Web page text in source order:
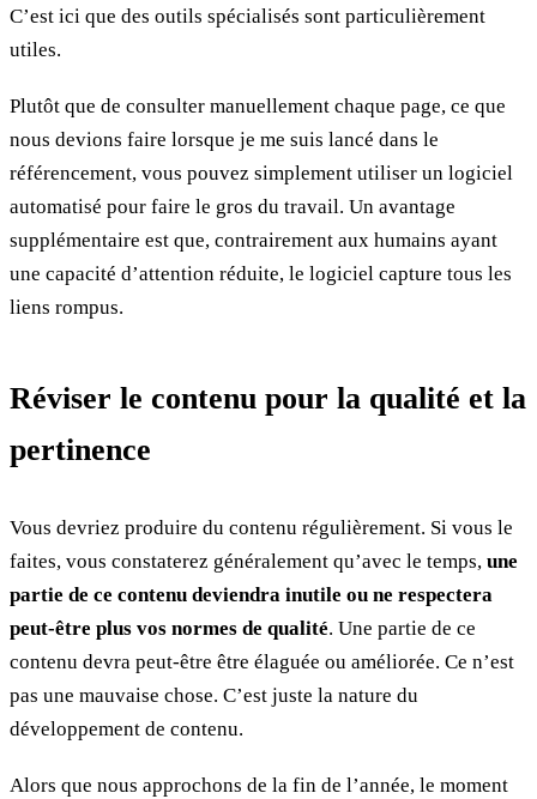
C’est ici que des outils spécialisés sont particulièrement
utiles.
Plutôt que de consulter manuellement chaque page, ce que
nous devions faire lorsque je me suis lancé dans le
référencement, vous pouvez simplement utiliser un logiciel
automatisé pour faire le gros du travail. Un avantage
supplémentaire est que, contrairement aux humains ayant
une capacité d’attention réduite, le logiciel capture tous les
liens rompus.
Réviser le contenu pour la qualité et la
pertinence
Vous devriez produire du contenu régulièrement. Si vous le
faites, vous constaterez généralement qu’avec le temps, une
partie de ce contenu deviendra inutile ou ne respectera
peut-être plus vos normes de qualité. Une partie de ce
contenu devra peut-être être élaguée ou améliorée. Ce n’est
pas une mauvaise chose. C’est juste la nature du
développement de contenu.
Alors que nous approchons de la fin de l’année, le moment